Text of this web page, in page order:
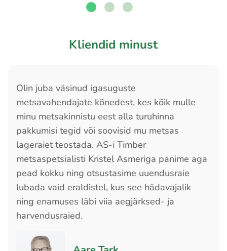
Kliendid minust
Olin juba väsinud igasuguste
metsavahendajate kõnedest, kes kõik mulle
minu metsakinnistu eest alla turuhinna
pakkumisi tegid või soovisid mu metsas
lageraiet teostada. AS-i Timber
metsaspetsialisti Kristel Asmeriga panime aga
pead kokku ning otsustasime uuendusraie
lubada vaid eraldistel, kus see hädavajalik
ning enamuses läbi viia aegjärksed- ja
harvendusraied.